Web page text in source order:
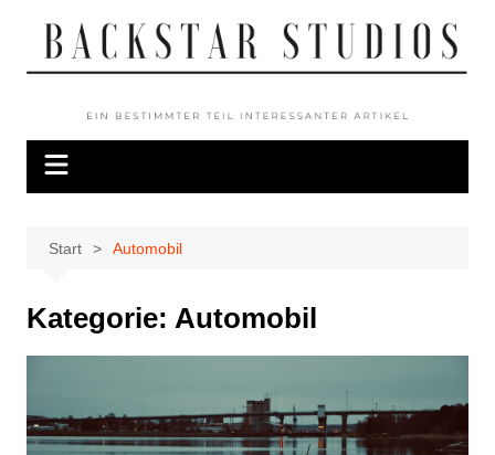
springen
Start Automobil
Kategorie: Automobil